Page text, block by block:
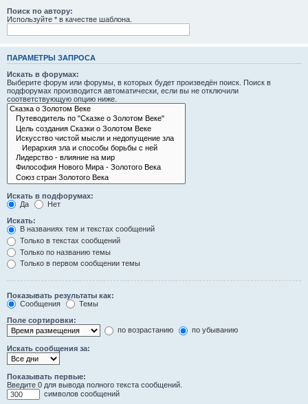
Поиск по автору:
Используйте * в качестве шаблона.
ПАРАМЕТРЫ ЗАПРОСА
Искать в форумах:
Выберите форум или форумы, в которых будет произведён поиск. Поиск в
подфорумах производится автоматически, если вы не отключили
соответствующую опцию ниже.
Искать в подфорумах:
Да
Нет
Искать:
В названиях тем и текстах сообщений
Только в текстах сообщений
Только по названию темы
Только в первом сообщении темы
Показывать результаты как:
Сообщения
Темы
Поле сортировки:
по возрастанию
по убыванию
Искать сообщения за:
Показывать первые:
Введите 0 для вывода полного текста сообщений.
символов сообщений